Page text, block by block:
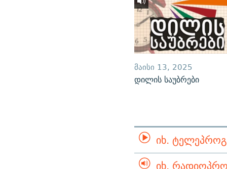
ᲛᲐᲘᲡᲘ 13, 2025
დილის საუბრები
ᲘᲮ.